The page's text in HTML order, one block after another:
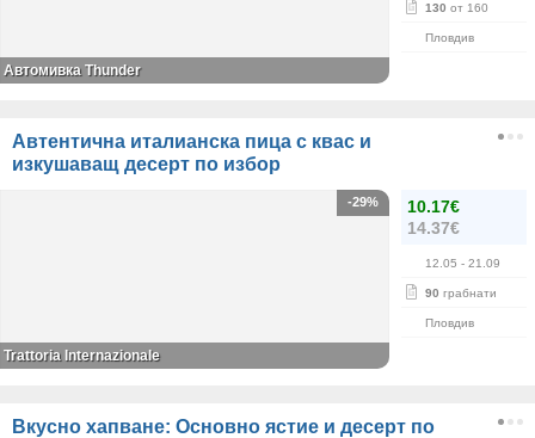
130 от 160
Пловдив
Автомивка Thunder
Автентична италианска пица с квас и
изкушаващ десерт по избор
10.17€
14.37€
12.05 - 21.09
90 грабнати
Пловдив
-29%
Trattoria Internazionale
Вкусно хапване: Основно ястие и десерт по